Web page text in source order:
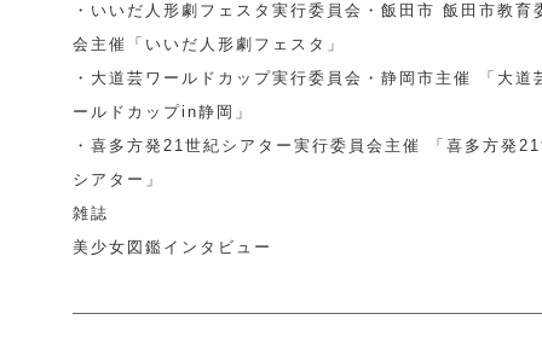
・いいだ人形劇フェスタ実行委員会・飯田市 飯田市教育
会主催「いいだ人形劇フェスタ」
・大道芸ワールドカップ実行委員会・静岡市主催 「大道
ールドカップin静岡」
・喜多方発21世紀シアター実行委員会主催 「喜多方発
シアター」
雑誌
美少女図鑑インタビュー